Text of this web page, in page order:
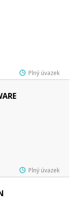
Plný úvazek
Plný úvazek